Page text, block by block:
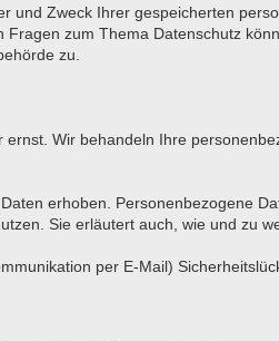
Zweck Ihrer gespeicherten
zum Thema Datenschutz
zu.
Wir behandeln Ihre
erhoben. Personenbezogene
Sie erläutert auch, wie und zu
per E-Mail)